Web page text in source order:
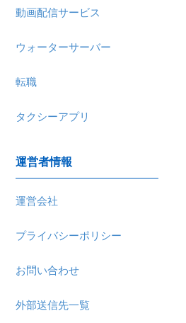
運営者情報
運営会社
プライバシーポリシー
お問い合わせ
外部送信先一覧
動画配信サービス
ウォーターサーバー
転職
タクシーアプリ